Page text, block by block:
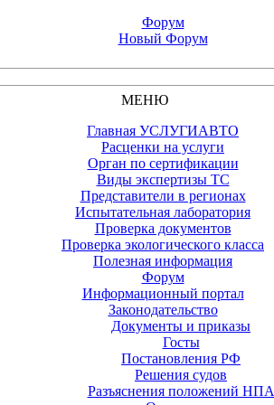
Форум
Новый Форум
МЕНЮ
Главная УСЛУГИАВТО
Расценки на услуги
Орган по сертификации
Виды экспертизы ТС
Представители в регионах
Испытательная лаборатория
Проверка документов
Проверка экологического класса
Полезная информация
Форум
Информационный портал
Законодательство
Документы и приказы
Госты
Постановления РФ
Решения судов
Разъяснения положений НПА